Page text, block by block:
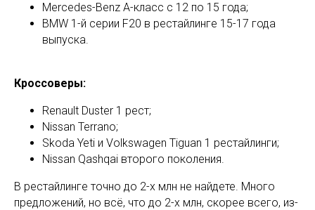
Mercedes-Benz А-класс с 12 по 15 года;
BMW 1-й серии F20 в рестайлинге 15-17 года
выпуска.
Кроссоверы:
Renault Duster 1 рест;
Nissan Terrano;
Skoda Yeti и Volkswagen Tiguan 1 рестайлинги;
Nissan Qashqai второго поколения.
В рестайлинге точно до 2-х млн не найдете. Много
предложений, но всё, что до 2-х млн, скорее всего, из-